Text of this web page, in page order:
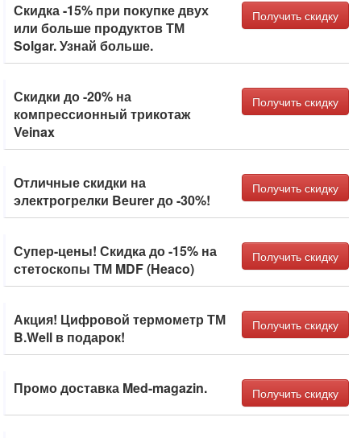
Скидка -15% при покупке двух
или больше продуктов ТМ
Solgar. Узнай больше.
Получить скидку
Скидки до -20% на
компрессионный трикотаж
Veinax
Получить скидку
Отличные скидки на
электрогрелки Beurer до -30%!
Получить скидку
Супер-цены! Скидка до -15% на
стетоскопы ТМ MDF (Heaco)
Получить скидку
Акция! Цифровой термометр ТМ
B.Well в подарок!
Получить скидку
Промо доставка Med-magazin. Получить скидку